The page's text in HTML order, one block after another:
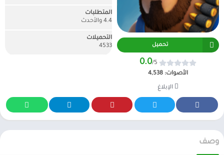
تحميل
0.0/5
الأصوات: 4,538
الإبلاغ
المتطلبات
4.4 والأحدث
التحميلات
4533
وصف